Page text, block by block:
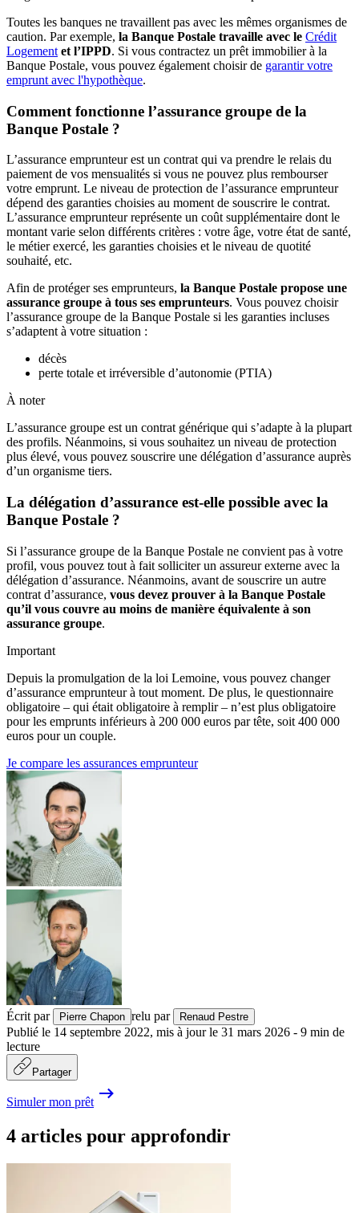
Toutes les banques ne travaillent pas avec les mêmes organismes de
caution. Par exemple, la Banque Postale travaille avec le Crédit
Logement et l’IPPD. Si vous contractez un prêt immobilier à la
Banque Postale, vous pouvez également choisir de garantir votre
emprunt avec l'hypothèque.
Comment fonctionne l’assurance groupe de la
Banque Postale ?
L’assurance emprunteur est un contrat qui va prendre le relais du
paiement de vos mensualités si vous ne pouvez plus rembourser
votre emprunt. Le niveau de protection de l’assurance emprunteur
dépend des garanties choisies au moment de souscrire le contrat.
L’assurance emprunteur représente un coût supplémentaire dont le
montant varie selon différents critères : votre âge, votre état de santé,
le métier exercé, les garanties choisies et le niveau de quotité
souhaité, etc.
Afin de protéger ses emprunteurs, la Banque Postale propose une
assurance groupe à tous ses emprunteurs. Vous pouvez choisir
l’assurance groupe de la Banque Postale si les garanties incluses
s’adaptent à votre situation :
décès
perte totale et irréversible d’autonomie (PTIA)
À noter
L’assurance groupe est un contrat générique qui s’adapte à la plupart
des profils. Néanmoins, si vous souhaitez un niveau de protection
plus élevé, vous pouvez souscrire une délégation d’assurance auprès
d’un organisme tiers.
La délégation d’assurance est-elle possible avec la
Banque Postale ?
Si l’assurance groupe de la Banque Postale ne convient pas à votre
profil, vous pouvez tout à fait solliciter un assureur externe avec la
délégation d’assurance. Néanmoins, avant de souscrire un autre
contrat d’assurance, vous devez prouver à la Banque Postale
qu’il vous couvre au moins de manière équivalente à son
assurance groupe.
Important
Depuis la promulgation de la loi Lemoine, vous pouvez changer
d’assurance emprunteur à tout moment. De plus, le questionnaire
obligatoire – qui était obligatoire à remplir – n’est plus obligatoire
pour les emprunts inférieurs à 200 000 euros par tête, soit 400 000
euros pour un couple.
Je compare les assurances emprunteur
Écrit par Pierre Chapon relu par Renaud Pestre
Publié le 14 septembre 2022, mis à jour le 31 mars 2026 - 9 min de
lecture
Partager
Simuler mon prêt
4 articles pour approfondir